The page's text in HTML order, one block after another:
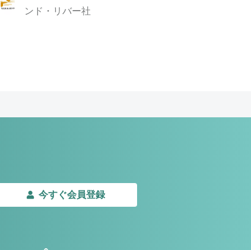
ンド・リバー社
今すぐ会員登録